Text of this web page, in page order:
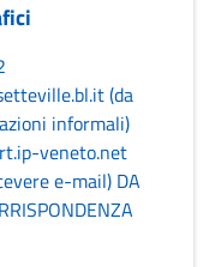
(da
informali)
veneto.net
e-mail) DA